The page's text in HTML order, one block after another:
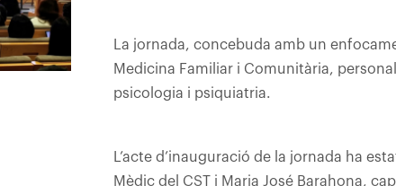
La jornada, concebuda amb un
Medicina Familiar i Comunitària,
psicologia i psiquiatria.
L’acte d’inauguració de la jornada ha
Mèdic del CST i Maria José Barahona,